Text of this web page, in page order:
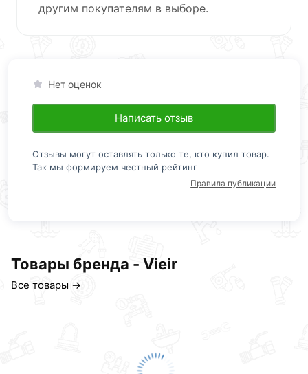
другим покупателям в выборе.
Нет оценок
Написать отзыв
Отзывы могут оставлять только те, кто купил товар.
Так мы формируем честный рейтинг
Правила публикации
Товары бренда - Vieir
Все товары →